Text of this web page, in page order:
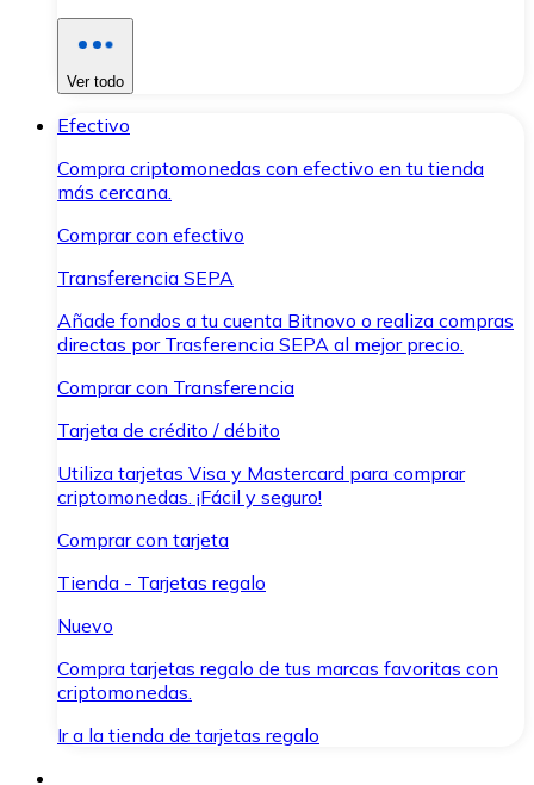
Ver todo
Efectivo
Compra criptomonedas con efectivo en tu tienda
más cercana.
Comprar con efectivo
Transferencia SEPA
Añade fondos a tu cuenta Bitnovo o realiza compras
directas por Trasferencia SEPA al mejor precio.
Comprar con Transferencia
Tarjeta de crédito / débito
Utiliza tarjetas Visa y Mastercard para comprar
criptomonedas. ¡Fácil y seguro!
Comprar con tarjeta
Tienda - Tarjetas regalo
Nuevo
Compra tarjetas regalo de tus marcas favoritas con
criptomonedas.
Ir a la tienda de tarjetas regalo